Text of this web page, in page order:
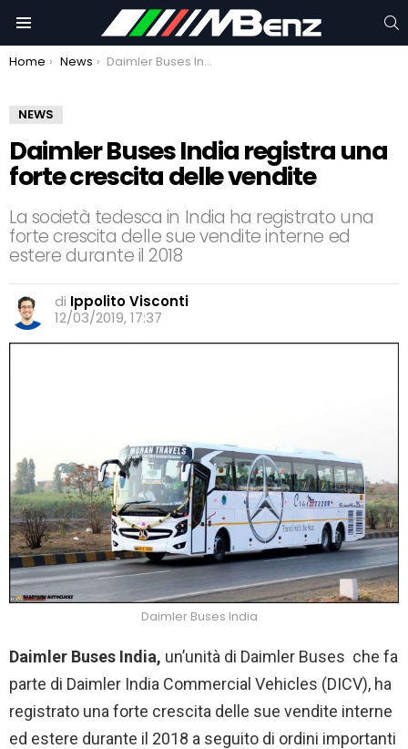
You are here:
Home News Daimler Buses India registra una forte crescita delle vendite
NEWS
Daimler Buses India registra una
forte crescita delle vendite
La società tedesca in India ha registrato una
forte crescita delle sue vendite interne ed
estere durante il 2018
di Ippolito Visconti
12/03/2019, 17:37
Daimler Buses India
Daimler Buses India, un’unità di Daimler Buses che fa
parte di Daimler India Commercial Vehicles (DICV), ha
registrato una forte crescita delle sue vendite interne
ed estere durante il 2018 a seguito di ordini importanti